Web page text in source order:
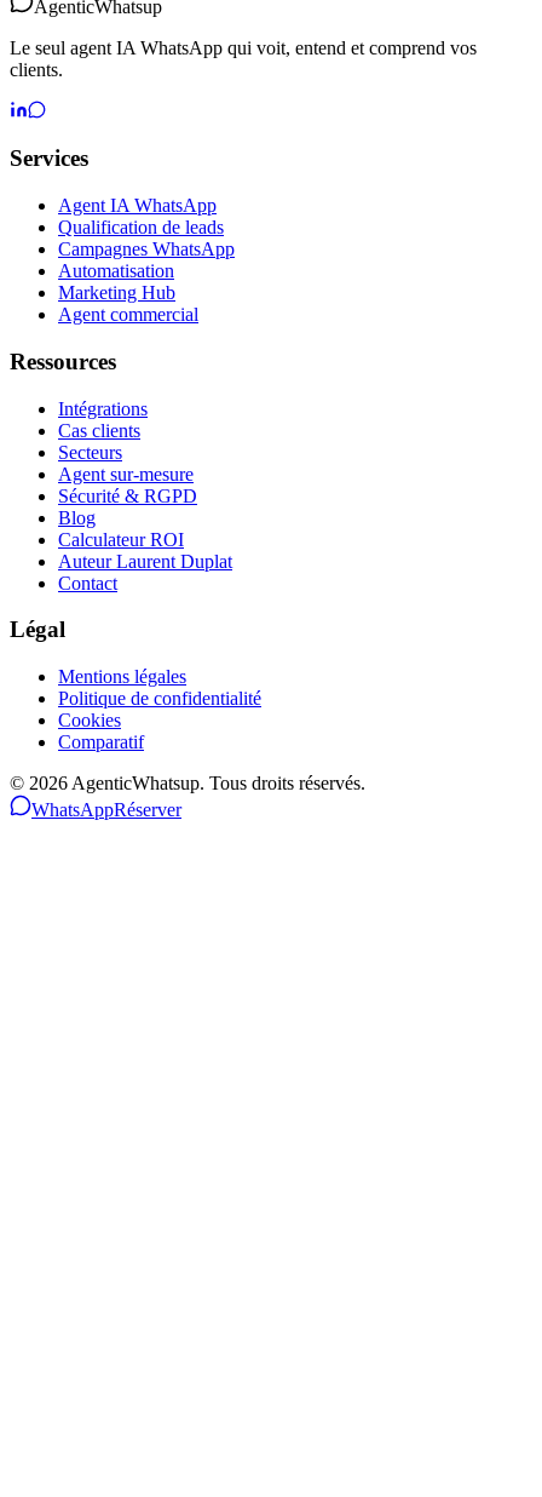
AgenticWhatsup
Le seul agent IA WhatsApp qui voit, entend et comprend vos
clients.
Services
Agent IA WhatsApp
Qualification de leads
Campagnes WhatsApp
Automatisation
Marketing Hub
Agent commercial
Ressources
Intégrations
Cas clients
Secteurs
Agent sur-mesure
Sécurité & RGPD
Blog
Calculateur ROI
Auteur Laurent Duplat
Contact
Légal
Mentions légales
Politique de confidentialité
Cookies
Comparatif
© 2026 AgenticWhatsup. Tous droits réservés.
WhatsAppRéserver